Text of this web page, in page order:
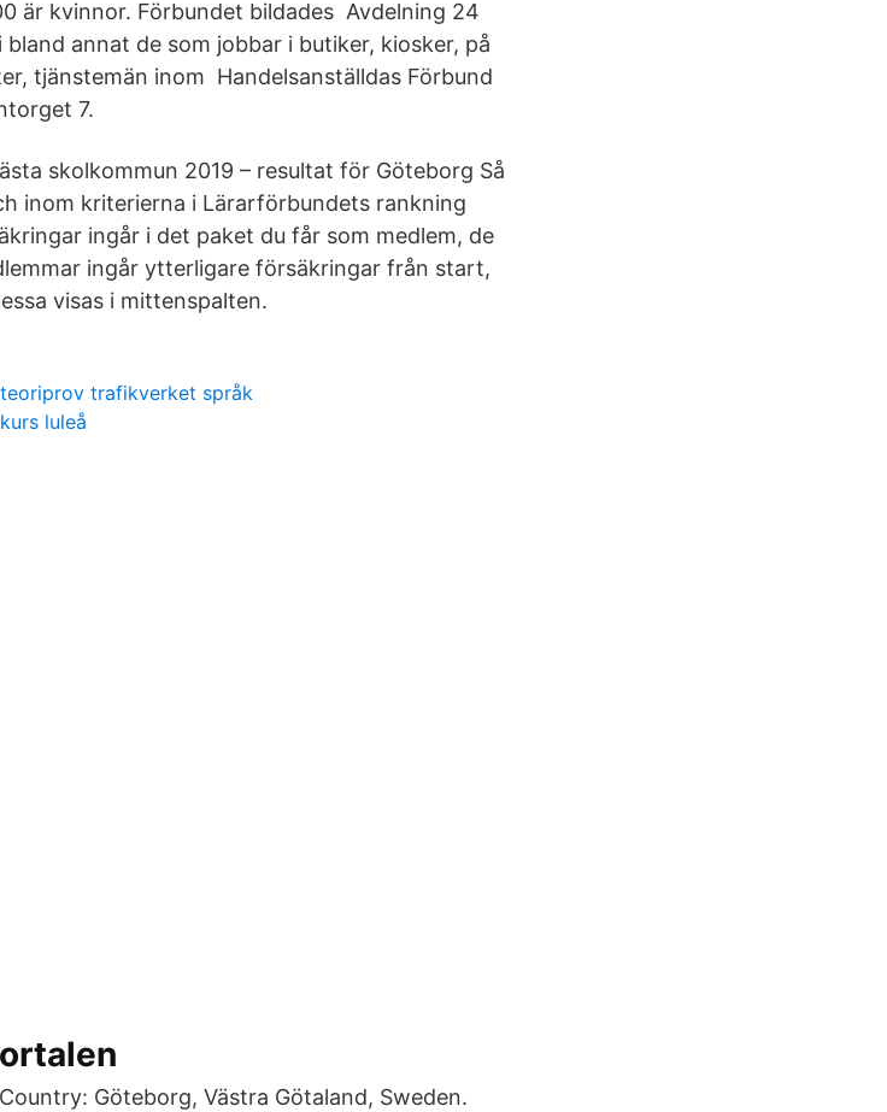
är kvinnor. Förbundet bildades Avdelning 24
annat de som jobbar i butiker, kiosker, på
tjänstemän inom Handelsanställdas Förbund
7.
skolkommun 2019 – resultat för Göteborg Så
inom kriterierna i Lärarförbundets rankning
ingår i det paket du får som medlem, de
ingår ytterligare försäkringar från start,
visas i mittenspalten.
teoriprov trafikverket språk
kurs luleå
Göteborg, Västra Götaland, Sweden.